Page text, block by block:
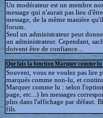
Un modérateur est un membre
message qui n'aurait pas lieu
message, de la même manière
forum.
Seul un administrateur peut
un administrateur. Cependant,
doivent être de confiance...
Que fais la fonction Marquer comme lu
Souvent, vous ne voulez pas lire
marqués comme non-lu, et
Marquer comme lu : selon
page, etc...) les messages
plus dans l'affichage par défaut.
fils.